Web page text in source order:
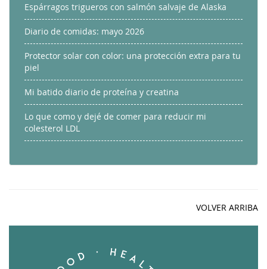
Espárragos trigueros con salmón salvaje de Alaska
Diario de comidas: mayo 2026
Protector solar con color: una protección extra para tu
piel
Mi batido diario de proteína y creatina
Lo que como y dejé de comer para reducir mi
colesterol LDL
VOLVER ARRIBA